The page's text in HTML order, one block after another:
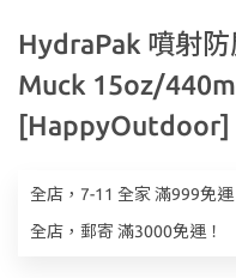
HydraPak 噴射
Muck 15oz/
[HappyOutdoor]
全店，7-11 全家 滿999免運
全店，郵寄 滿3000免運！